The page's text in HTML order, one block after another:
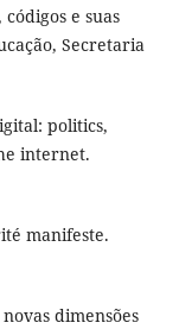
códigos e suas
Secretaria
politics,
internet.
manifeste.
dimensões